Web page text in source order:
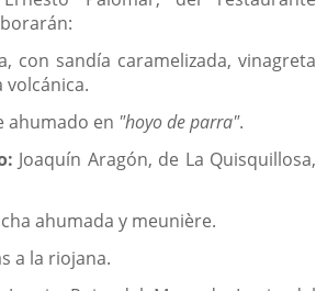
con sandía caramelizada, vinagreta
ahumado en "hoyo de parra".
Joaquín Aragón, de La Quisquillosa,
ahumada y meunière.
a la riojana.